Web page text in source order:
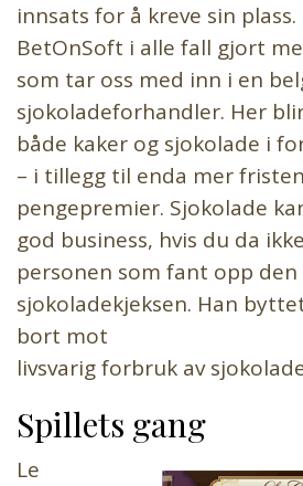
innsats for å kreve sin
BetOnSoft i alle fall gjort
som tar oss med inn i en
sjokoladeforhandler. Her
både kaker og sjokolade i
– i tillegg til enda mer
pengepremier. Sjokolade
god business, hvis du da
personen som fant opp
sjokoladekjeksen. Han
bort mot
livsvarig forbruk av
Spillets gang
Le